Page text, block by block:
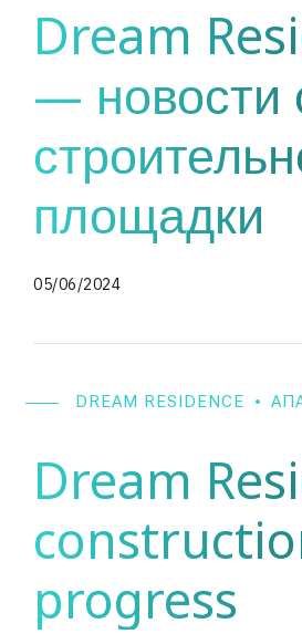
Dream
— новости
площадки
05/06/2024
DREAM RESIDENCE
Dream
progress